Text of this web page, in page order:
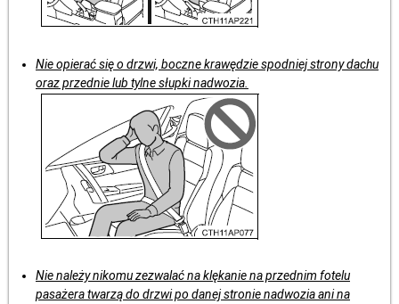
Nie opierać się o drzwi, boczne krawędzie spodniej strony dachu
oraz przednie lub tylne słupki nadwozia.
Nie należy nikomu zezwalać na klękanie na przednim fotelu
pasażera twarzą do drzwi po danej stronie nadwozia ani na